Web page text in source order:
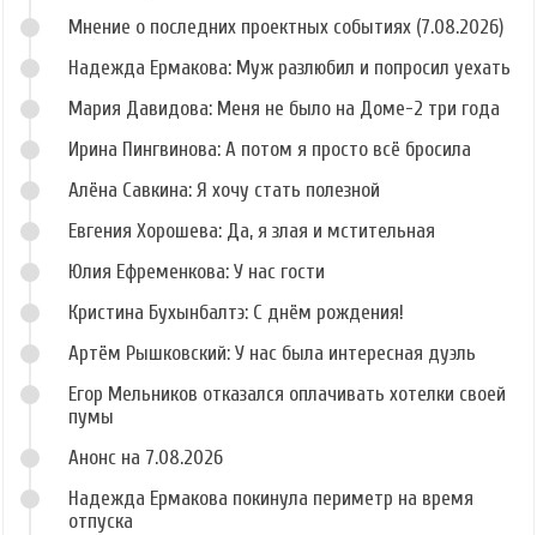
Мнение о последних проектных событиях (7.08.2026)
Надежда Ермакова: Муж разлюбил и попросил уехать
Мария Давидова: Меня не было на Доме-2 три года
Ирина Пингвинова: А потом я просто всё бросила
Алёна Савкина: Я хочу стать полезной
Евгения Хорошева: Да, я злая и мстительная
Юлия Ефременкова: У нас гости
Кристина Бухынбалтэ: С днём рождения!
Артём Рышковский: У нас была интересная дуэль
Егор Мельников отказался оплачивать хотелки своей
пумы
Анонс на 7.08.2026
Надежда Ермакова покинула периметр на время
отпуска